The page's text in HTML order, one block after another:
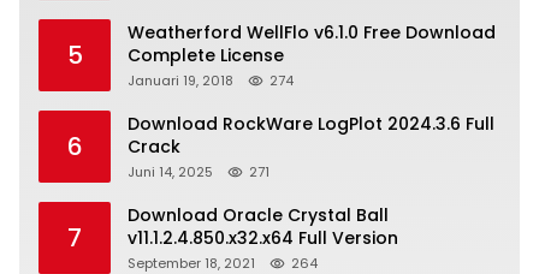
5
Weatherford WellFlo v6.1.0 Free Download
Complete License
Januari 19, 2018 274
6
Download RockWare LogPlot 2024.3.6 Full
Crack
Juni 14, 2025 271
7
Download Oracle Crystal Ball
v11.1.2.4.850.x32.x64 Full Version
September 18, 2021 264